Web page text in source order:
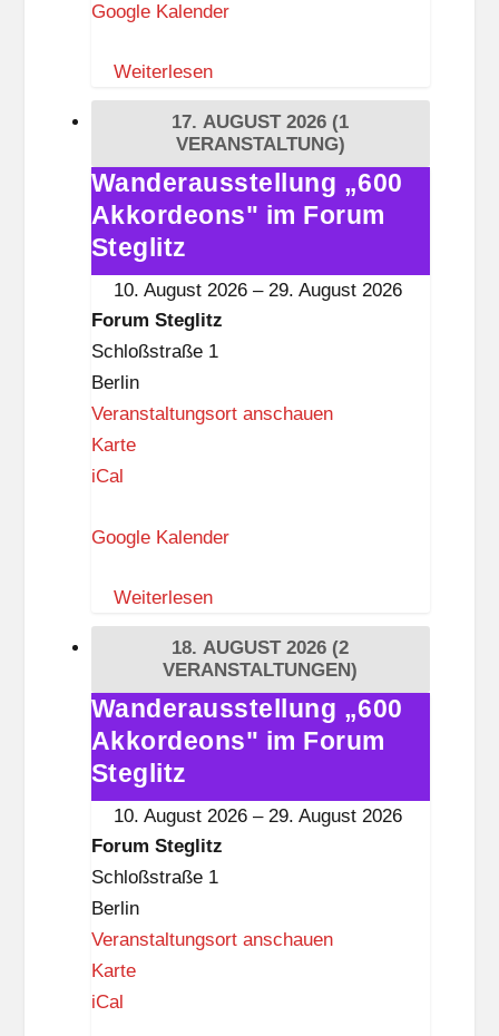
&
e
a
Google Kalender
Weiterlesen
17. AUGUST 2026 (1
VERANSTALTUNG)
Wanderausstellung
„600
Akkordeons"
im
Wanderausstellung „600
Akkordeons" im Forum
Steglitz
10. August 2026 – 29. August 2026
Forum Steglitz
Schloßstraße 1
Berlin
Veranstaltungsort anschauen
KarteF
u
S
t
g
i
t
z
iCal
Google Kalender
Weiterlesen
18. AUGUST 2026 (2
VERANSTALTUNGEN)
Wanderausstellung
„600
Akkordeons"
im
Wanderausstellung „600
Akkordeons" im Forum
Steglitz
10. August 2026 – 29. August 2026
Forum Steglitz
Schloßstraße 1
Berlin
Veranstaltungsort anschauen
KarteF
iCal